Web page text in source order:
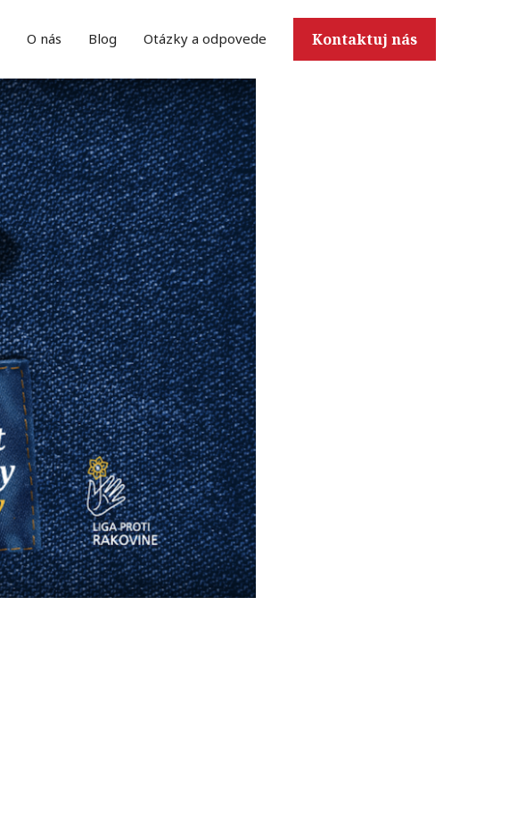
O nás Blog Otázky a odpovede Kontaktuj nás